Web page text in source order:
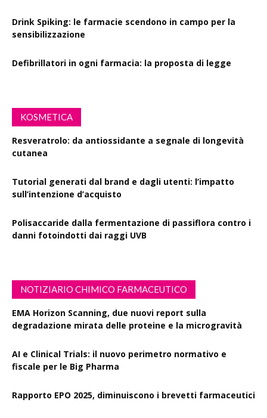
Drink Spiking: le farmacie scendono in campo per la
sensibilizzazione
Defibrillatori in ogni farmacia: la proposta di legge
KOSMETICA
Resveratrolo: da antiossidante a segnale di longevità
cutanea
Tutorial generati dal brand e dagli utenti: l’impatto
sull’intenzione d’acquisto
Polisaccaride dalla fermentazione di passiflora contro i
danni fotoindotti dai raggi UVB
NOTIZIARIO CHIMICO FARMACEUTICO
EMA Horizon Scanning, due nuovi report sulla
degradazione mirata delle proteine e la microgravità
AI e Clinical Trials: il nuovo perimetro normativo e
fiscale per le Big Pharma
Rapporto EPO 2025, diminuiscono i brevetti farmaceutici